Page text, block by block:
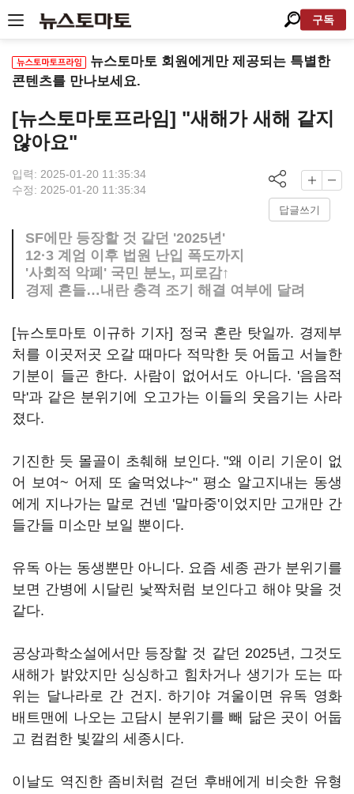
구독
뉴스토마토 회원에게만 제공되는 특별한
콘텐츠를 만나보세요.
[뉴스토마토프라임] "새해가 새해 같지
않아요"
입력: 2025-01-20 11:35:34
수정: 2025-01-20 11:35:34
답글쓰기
SF에만 등장할 것 같던 '2025년'
12·3 계엄 이후 법원 난입 폭도까지
'사회적 악폐' 국민 분노, 피로감↑
경제 흔들…내란 충격 조기 해결 여부에 달려
[뉴스토마토 이규하 기자] 정국 혼란 탓일까. 경제부
처를 이곳저곳 오갈 때마다 적막한 듯 어둡고 서늘한
기분이 들곤 한다. 사람이 없어서도 아니다. '음음적
막'과 같은 분위기에 오고가는 이들의 웃음기는 사라
졌다.
기진한 듯 몰골이 초췌해 보인다. "왜 이리 기운이 없
어 보여~ 어제 또 술먹었냐~" 평소 알고지내는 동생
에게 지나가는 말로 건넨 '말마중'이었지만 고개만 간
들간들 미소만 보일 뿐이다.
유독 아는 동생뿐만 아니다. 요즘 세종 관가 분위기를
보면 간병에 시달린 낯짝처럼 보인다고 해야 맞을 것
같다.
공상과학소설에서만 등장할 것 같던 2025년, 그것도
새해가 밝았지만 싱싱하고 힘차거나 생기가 도는 따
위는 달나라로 간 건지. 하기야 겨울이면 유독 영화
배트맨에 나오는 고담시 분위기를 빼 닮은 곳이 어둡
고 컴컴한 빛깔의 세종시다.
이날도 역진한 좀비처럼 걷던 후배에게 비슷한 유형